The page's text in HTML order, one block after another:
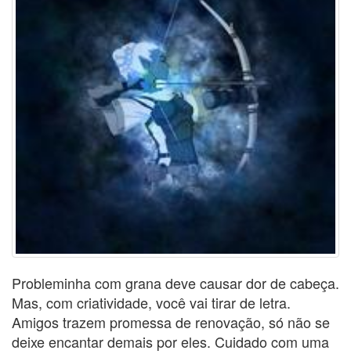
Probleminha com grana deve causar dor de cabeça.
Mas, com criatividade, você vai tirar de letra.
Amigos trazem promessa de renovação, só não se
deixe encantar demais por eles. Cuidado com uma